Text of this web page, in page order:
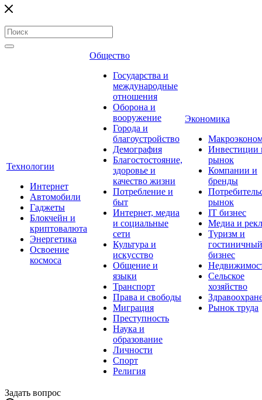
Технологии
Интернет
Автомобили
Гаджеты
Блокчейн и
криптовалюта
Энергетика
Освоение
космоса
Общество
Государства и
международные
отношения
Оборона и
вооружение
Города и
благоустройство
Демография
Благостостояние,
здоровье и
качество жизни
Потребление и
быт
Интернет, медиа
и социальные
сети
Культура и
искусство
Общение и
языки
Транспорт
Права и свободы
Миграция
Преступность
Наука и
образование
Личности
Спорт
Религия
Экономика
Инвестиции
рынок
Компании и
бренды
рынок
IT бизнес
Медиа и
Туризм и
гостиничный
бизнес
Сельское
хозяйство
Рынок труда
Задать вопрос